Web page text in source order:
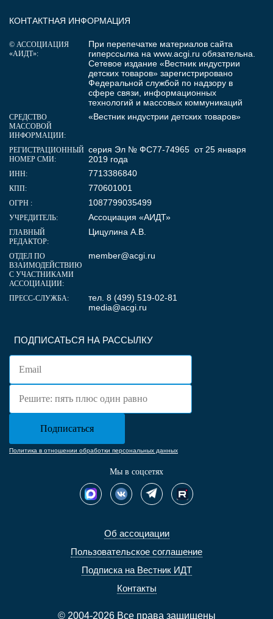
Об ассоциации
Пользовательское соглашение
Подписка на Вестник ИДТ
Контакты
© 2004-2026 Все права защищены
ПОДПИСАТЬСЯ НА РАССЫЛКУ
Политика в отношении обработки персональных данных
Мы в соцсетях
КОНТАКТНАЯ ИНФОРМАЦИЯ
© АССОЦИАЦИЯ
«АИДТ»:
При перепечатке материалов сайта
гиперссылка на www.acgi.ru обязательна.
Сетевое издание «Вестник индустрии
детских товаров» зарегистрировано
Федеральной службой по надзору в
сфере связи, информационных
технологий и массовых коммуникаций
СРЕДСТВО
МАССОВОЙ
ИНФОРМАЦИИ:
«Вестник индустрии детских товаров»
РЕГИСТРАЦИОННЫЙ
НОМЕР СМИ:
серия Эл № ФС77-74965 от 25 января
2019 года
ИНН: 7713386840
КПП: 770601001
ОГРН : 1087799035499
УЧРЕДИТЕЛЬ: Ассоциация «АИДТ»
ГЛАВНЫЙ
РЕДАКТОР:
Цицулина А.В.
ОТДЕЛ ПО
ВЗАИМОДЕЙСТВИЮ
С УЧАСТНИКАМИ
АССОЦИАЦИИ:
member@acgi.ru
ПРЕСС-СЛУЖБА:
тел. 8 (499) 519-02-81
media@acgi.ru